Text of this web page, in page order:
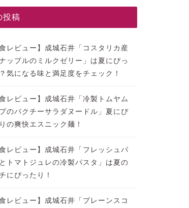
投稿
食レビュー】成城石井「コスタリカ産
ップルのミルクゼリー」は夏にぴっ
気になる味と満足度をチェック！
食レビュー】成城石井「冷製トムヤム
のパクチーサラダヌードル」夏にぴ
の爽快エスニック麺！
食レビュー】成城石井「フレッシュバ
トマトジュレの冷製パスタ」は夏の
にぴったり！
食レビュー】成城石井「プレーンスコ